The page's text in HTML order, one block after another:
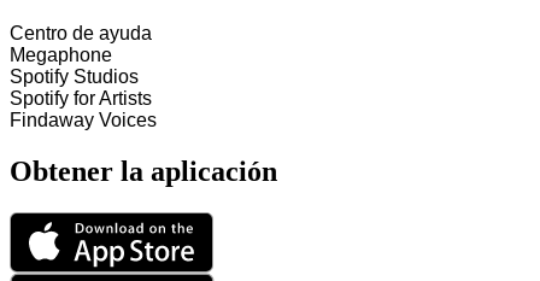
Centro de ayuda
Megaphone
Spotify Studios
Spotify for Artists
Findaway Voices
Obtener la aplicación